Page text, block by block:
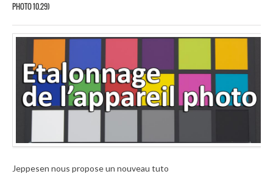
PHOTO 10.29)
Jeppesen nous propose un nouveau tuto